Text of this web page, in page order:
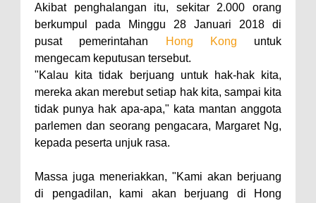
Akibat penghalangan itu, sekitar 2.000 orang
berkumpul pada Minggu 28 Januari 2018 di
pusat pemerintahan
Hong Kong untuk
mengecam keputusan tersebut.
"Kalau kita tidak berjuang untuk hak-hak kita,
mereka akan merebut setiap hak kita, sampai kita
tidak punya hak apa-apa," kata mantan anggota
parlemen dan seorang pengacara, Margaret Ng,
kepada peserta unjuk rasa.
Massa juga meneriakkan, "Kami akan berjuang
di pengadilan, kami akan berjuang di Hong